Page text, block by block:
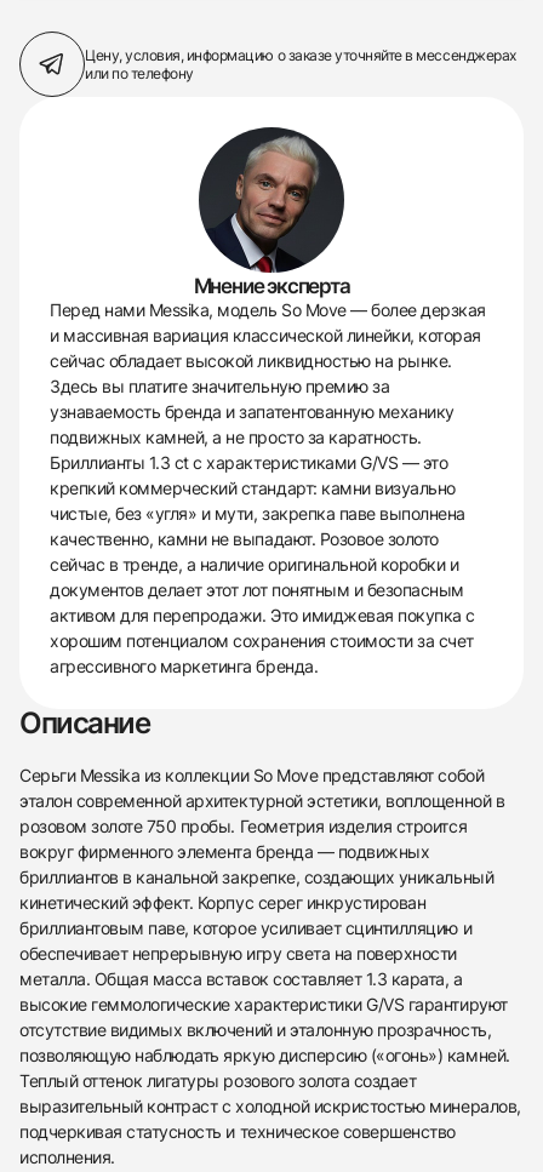
438
285
145
142
205
204
195
150
6
Цену, условия, информацию о заказеуточняйте в мессенджерах
или по телефону
Мнение эксперта
Перед нами Messika, модель So Move — более дерзкая
и массивная вариация классической линейки, которая
сейчас обладает высокой ликвидностью на рынке.
Здесь вы платите значительную премию за
узнаваемость бренда и запатентованную механику
подвижных камней, а не просто за каратность.
Бриллианты 1.3 ct с характеристиками G/VS — это
крепкий коммерческий стандарт: камни визуально
чистые, без «угля» и мути, закрепка паве выполнена
качественно, камни не выпадают. Розовое золото
сейчас в тренде, а наличие оригинальной коробки и
документов делает этот лот понятным и безопасным
активом для перепродажи. Это имиджевая покупка с
хорошим потенциалом сохранения стоимости за счет
агрессивного маркетинга бренда.
Описание
Серьги Messika из коллекции So Move представляют собой
эталон современной архитектурной эстетики, воплощенной в
розовом золоте 750 пробы. Геометрия изделия строится
вокруг фирменного элемента бренда — подвижных
бриллиантов в канальной закрепке, создающих уникальный
кинетический эффект. Корпус серег инкрустирован
бриллиантовым паве, которое усиливает сцинтилляцию и
обеспечивает непрерывную игру света на поверхности
металла. Общая масса вставок составляет 1.3 карата, а
высокие геммологические характеристики G/VS гарантируют
отсутствие видимых включений и эталонную прозрачность,
позволяющую наблюдать яркую дисперсию («огонь») камней.
Теплый оттенок лигатуры розового золота создает
выразительный контраст с холодной искристостью минералов,
подчеркивая статусность и техническое совершенство
исполнения.